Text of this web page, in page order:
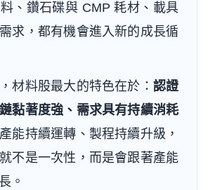
、鑽石碟與 CMP 耗材、載具
求，都有機會進入新的成長循
材料股最大的特色在於： 認證
黏著度強、需求具有持續消耗
能持續運轉、製程持續升級，
不是一次性，而是會跟著產能
。